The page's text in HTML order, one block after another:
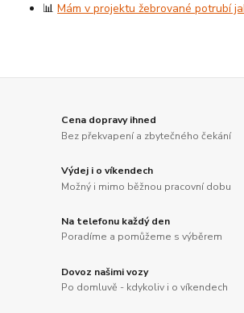
📊Mám v projektu žebrované potrubí
Cena dopravy ihned
Bez překvapení a zbytečného čekání
Výdej i o víkendech
Možný i mimo běžnou pracovní dobu
Na telefonu každý den
Poradíme a pomůžeme s výběrem
Dovoz našimi vozy
Po domluvě - kdykoliv i o víkendech